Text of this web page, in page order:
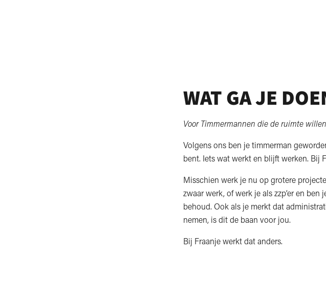
WAT GA JE
Voor Timmermannen die de ruimte
Volgens ons ben je timmerman
bent. Iets wat werkt en blijft werken. Bij
Misschien werk je nu op grotere
zwaar werk, of werk je als zzp’er en
behoud. Ook als je merkt dat
nemen, is dit de baan voor jou.
Bij Fraanje werkt dat anders.